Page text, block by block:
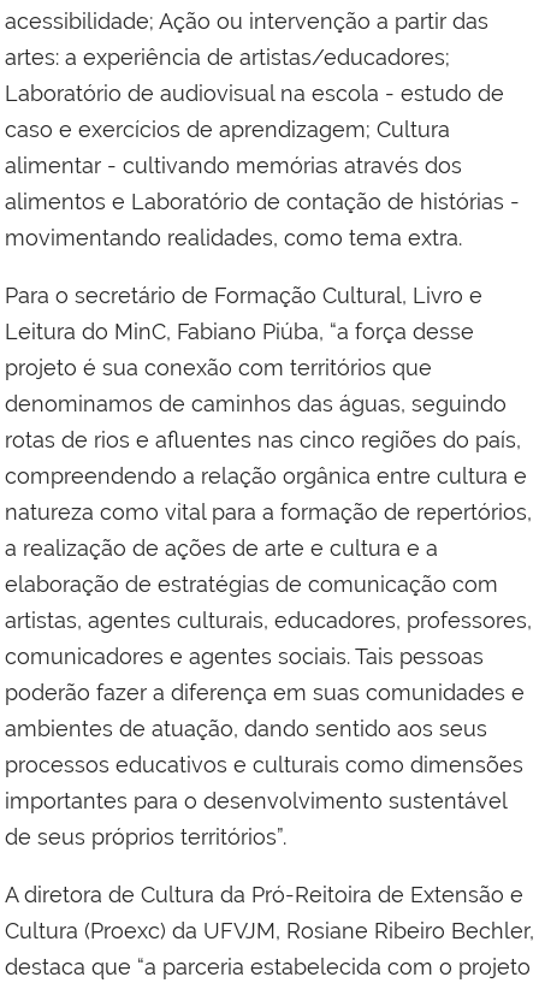
acessibilidade; Ação ou intervenção a partir das
artes: a experiência de artistas/educadores;
Laboratório de audiovisual na escola - estudo de
caso e exercícios de aprendizagem; Cultura
alimentar - cultivando memórias através dos
alimentos e Laboratório de contação de histórias -
movimentando realidades, como tema extra.
Para o secretário de Formação Cultural, Livro e
Leitura do MinC, Fabiano Piúba, “a força desse
projeto é sua conexão com territórios que
denominamos de caminhos das águas, seguindo
rotas de rios e afluentes nas cinco regiões do país,
compreendendo a relação orgânica entre cultura e
natureza como vital para a formação de repertórios,
a realização de ações de arte e cultura e a
elaboração de estratégias de comunicação com
artistas, agentes culturais, educadores, professores,
comunicadores e agentes sociais. Tais pessoas
poderão fazer a diferença em suas comunidades e
ambientes de atuação, dando sentido aos seus
processos educativos e culturais como dimensões
importantes para o desenvolvimento sustentável
de seus próprios territórios”.
A diretora de Cultura da Pró-Reitoira de Extensão e
Cultura (Proexc) da UFVJM, Rosiane Ribeiro Bechler,
destaca que “a parceria estabelecida com o projeto